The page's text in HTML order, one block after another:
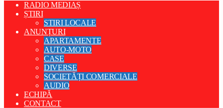
RADIO MEDIAȘ
ȘTIRI
STIRI LOCALE
ANUNȚURI
APARTAMENTE
AUTO-MOTO
CASE
DIVERSE
SOCIETĂȚI COMERCIALE
AUDIO
ECHIPĂ
CONTACT